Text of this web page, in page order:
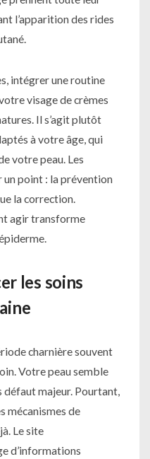
l’apparition des rides
intégrer une routine
visage de crèmes
Il s’agit plutôt
à votre âge, qui
votre peau. Les
un point : la prévention
la correction.
agir transforme
les soins
charnière souvent
Votre peau semble
défaut majeur. Pourtant,
mécanismes de
Le site
d’informations